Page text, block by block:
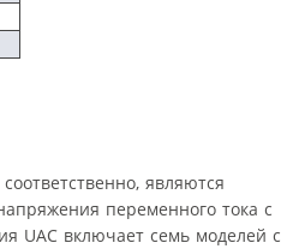
являются
переменного тока с
UAC включает семь моделей с